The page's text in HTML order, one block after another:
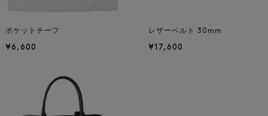
ポケットチーフ
¥6,600
レザーベルト 30mm
¥17,600